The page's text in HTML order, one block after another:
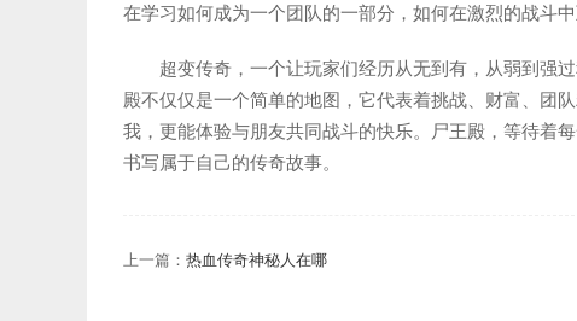
在学习如何成为一个团队的一部分，如何在激烈的战斗中
超变传奇，一个让玩家们经历从无到有，从弱到强
殿不仅仅是一个简单的地图，它代表着挑战、财富、团
我，更能体验与朋友共同战斗的快乐。尸王殿，等待着
书写属于自己的传奇故事。
上一篇： 热血传奇神秘人在哪